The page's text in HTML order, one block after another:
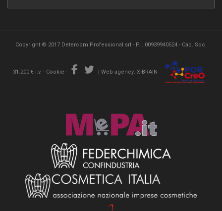
Copyright © 2017 Detercom Professional srl - P.I. 00939940524 - Cap. Soc.
31.200 € i.v. - Cookie - | Web agency: X-BRAIN